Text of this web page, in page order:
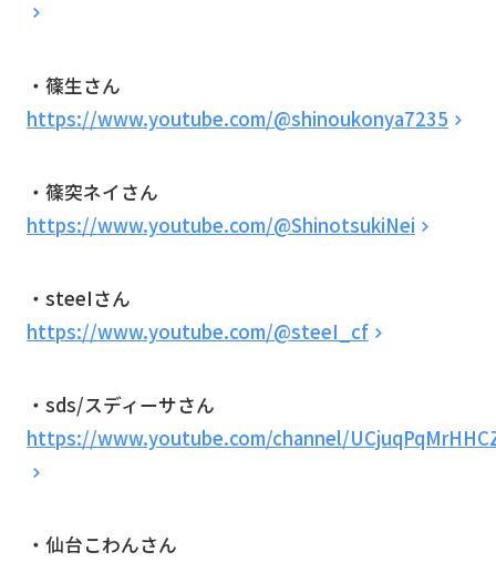
・篠生さん
https://www.youtube.com/@shinoukonya7235
・篠突ネイさん
https://www.youtube.com/@ShinotsukiNei
・steeIさん
https://www.youtube.com/@steeI_cf
・sds/スディーサさん
https://www.youtube.com/channel/
・仙台こわんさん